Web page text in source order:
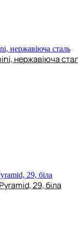
нержавіюча
29, біла